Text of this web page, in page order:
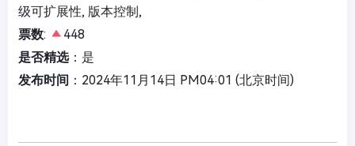
级可扩展性, 版本控制,
票数:
448
是否精选：是
发布时间 ：2024年11月14日 PM04:01 (北京时间)